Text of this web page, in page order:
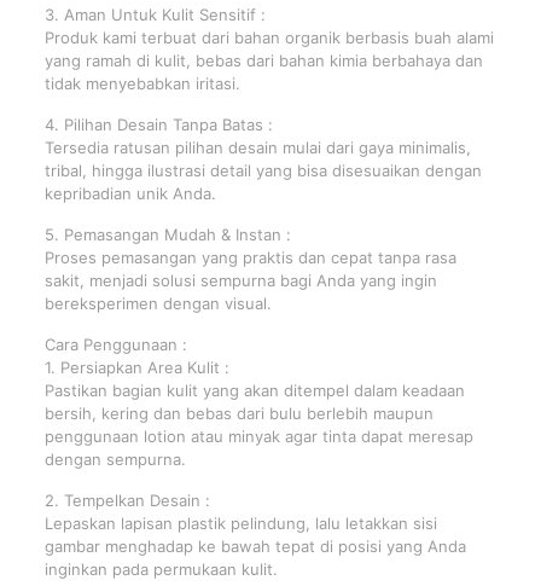
3. Aman Untuk Kulit Sensitif :
Produk kami terbuat dari bahan organik berbasis buah alami
yang ramah di kulit, bebas dari bahan kimia berbahaya dan
tidak menyebabkan iritasi.
4. Pilihan Desain Tanpa Batas :
Tersedia ratusan pilihan desain mulai dari gaya minimalis,
tribal, hingga ilustrasi detail yang bisa disesuaikan dengan
kepribadian unik Anda.
5. Pemasangan Mudah & Instan :
Proses pemasangan yang praktis dan cepat tanpa rasa
sakit, menjadi solusi sempurna bagi Anda yang ingin
bereksperimen dengan visual.
Cara Penggunaan :
1. Persiapkan Area Kulit :
Pastikan bagian kulit yang akan ditempel dalam keadaan
bersih, kering dan bebas dari bulu berlebih maupun
penggunaan lotion atau minyak agar tinta dapat meresap
dengan sempurna.
2. Tempelkan Desain :
Lepaskan lapisan plastik pelindung, lalu letakkan sisi
gambar menghadap ke bawah tepat di posisi yang Anda
inginkan pada permukaan kulit.